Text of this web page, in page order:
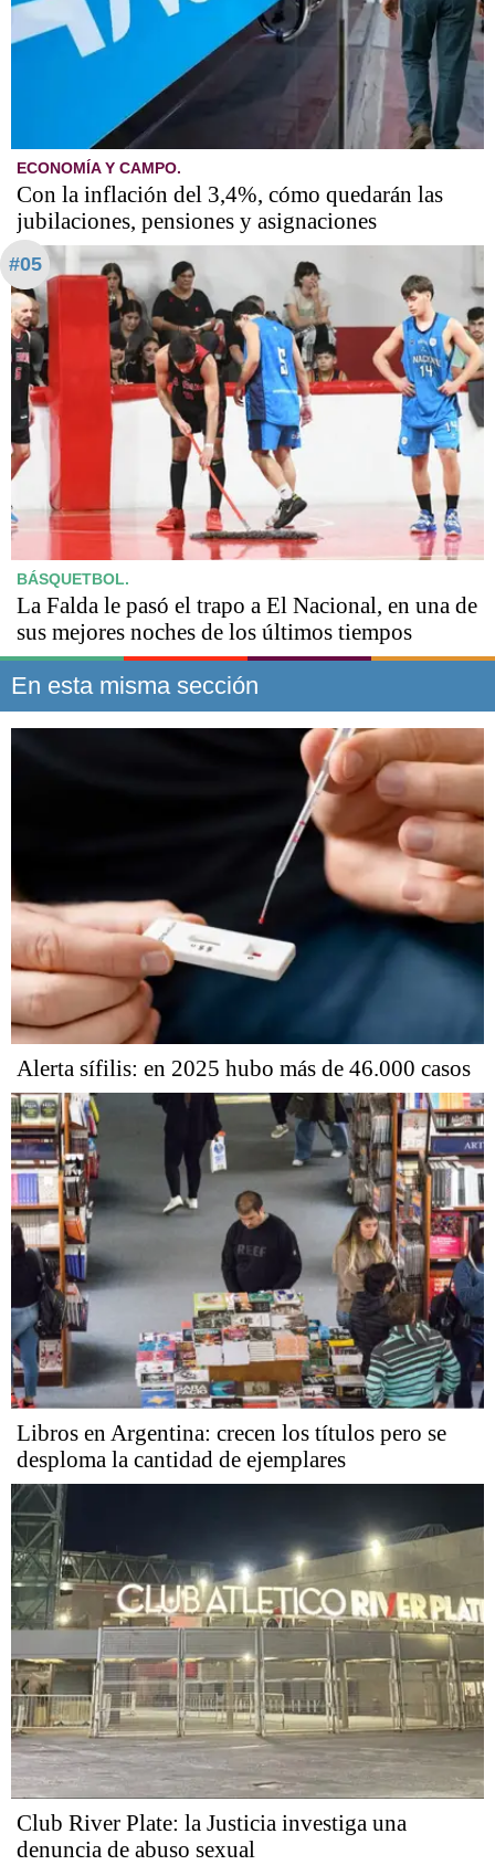
ECONOMÍA Y CAMPO.
Con la inflación del 3,4%, cómo quedarán las
jubilaciones, pensiones y asignaciones
#05
BÁSQUETBOL.
La Falda le pasó el trapo a El Nacional, en una de
sus mejores noches de los últimos tiempos
En esta misma sección
Alerta sífilis: en 2025 hubo más de 46.000 casos
Libros en Argentina: crecen los títulos pero se
desploma la cantidad de ejemplares
Club River Plate: la Justicia investiga una
denuncia de abuso sexual